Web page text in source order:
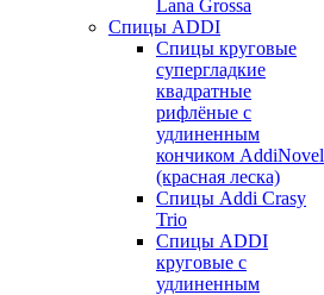
Lana Grossa
Спицы ADDI
Спицы круговые
супергладкие
квадратные
рифлёные с
удлиненным
кончиком AddiNovel
(красная леска)
Спицы Addi Crasy
Trio
Спицы ADDI
круговые с
удлиненным